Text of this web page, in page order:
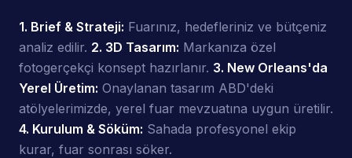
1. Brief & Strateji: Fuarınız, hedefleriniz ve bütçeniz
analiz edilir. 2. 3D Tasarım: Markanıza özel
fotogerçekçi konsept hazırlanır. 3. New Orleans'da
Yerel Üretim: Onaylanan tasarım ABD'deki
atölyelerimizde, yerel fuar mevzuatına uygun üretilir.
4. Kurulum & Söküm: Sahada profesyonel ekip
kurar, fuar sonrası söker.